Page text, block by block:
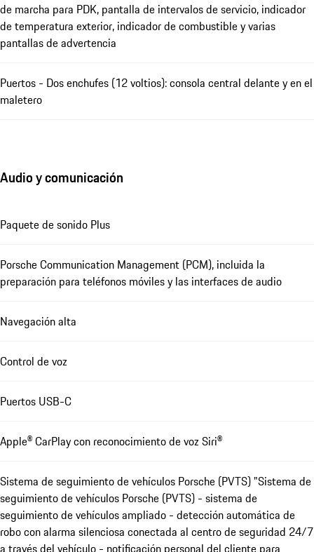
de marcha para PDK, pantalla de intervalos de servicio, indicador
de temperatura exterior, indicador de combustible y varias
pantallas de advertencia
Puertos - Dos enchufes (12 voltios): consola central delante y en el
maletero
Audio y comunicación
Paquete de sonido Plus
Porsche Communication Management (PCM), incluida la
preparación para teléfonos móviles y las interfaces de audio
Navegación alta
Control de voz
Puertos USB-C
Apple® CarPlay con reconocimiento de voz Siri®
Sistema de seguimiento de vehículos Porsche (PVTS) "Sistema de
seguimiento de vehículos Porsche (PVTS) - sistema de
seguimiento de vehículos ampliado - detección automática de
robo con alarma silenciosa conectada al centro de seguridad 24/7
a través del vehículo - notificación personal del cliente para